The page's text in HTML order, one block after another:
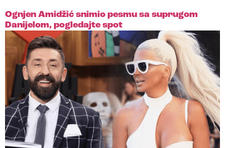
Ognjen Amidžić snimio pesmu sa suprugom
Danijelom, pogledajte spot